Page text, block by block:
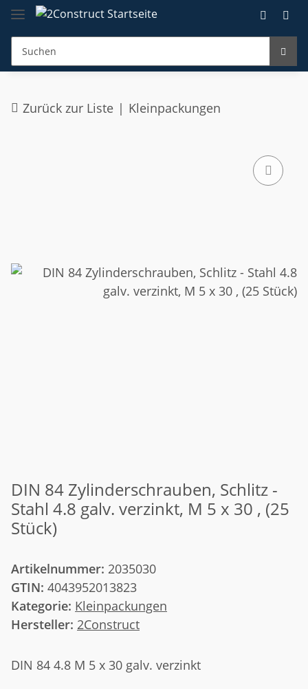
Zurück zur Liste Kleinpackungen
DIN 84 Zylinderschrauben, Schlitz -
Stahl 4.8 galv. verzinkt, M 5 x 30 , (25
Stück)
Artikelnummer: 2035030
GTIN: 4043952013823
Kategorie: Kleinpackungen
Hersteller: 2Construct
DIN 84 4.8 M 5 x 30 galv. verzinkt